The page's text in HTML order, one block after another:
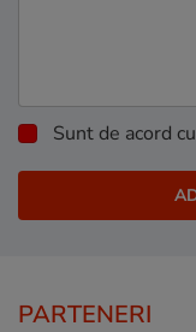
Sunt de acord cu
PARTENERI